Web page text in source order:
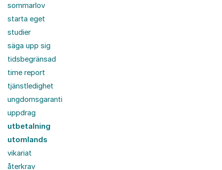
sommarlov
starta eget
studier
säga upp sig
tidsbegränsad
time report
tjänstledighet
ungdomsgaranti
uppdrag
utbetalning
utomlands
vikariat
återkrav